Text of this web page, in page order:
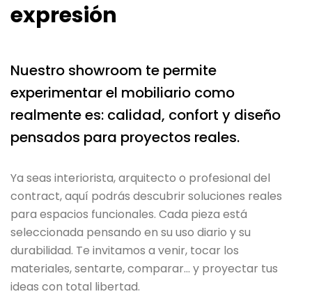
expresión
Nuestro showroom te permite
experimentar el mobiliario como
realmente es: calidad, confort y diseño
pensados para proyectos reales.
Ya seas interiorista, arquitecto o profesional del
contract, aquí podrás descubrir soluciones reales
para espacios funcionales. Cada pieza está
seleccionada pensando en su uso diario y su
durabilidad. Te invitamos a venir, tocar los
materiales, sentarte, comparar… y proyectar tus
ideas con total libertad.